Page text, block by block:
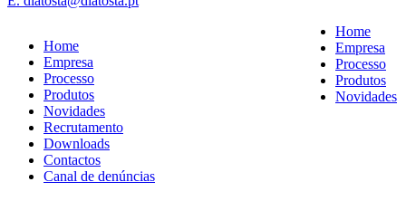
Home
Empresa
Processo
Produtos
Novidades
Recrutamento
Downloads
Contactos
Canal de denúncias
Home
Empresa
Processo
Produtos
Novidades